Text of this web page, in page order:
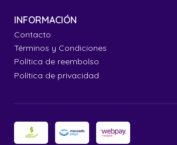
INFORMACIÓN
Contacto
Términos y Condiciones
Política de reembolso
Política de privacidad